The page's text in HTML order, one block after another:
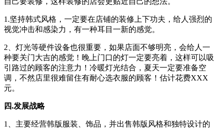
1.坚持韩式风格，一定要在店铺的装修上下功夫，给人强烈的
视觉冲击和感染力，有一种耳目一新的感觉。
2、灯光等硬件设备也很重要，如果店面不够明亮，会给人一
种要关门大吉的感觉！晚上门口的灯一定要亮着，这样可以吸
引路过的顾客的注意力！冷暖灯光结合，夏天一定要准备空
调，不然店里很难留住有耐心选衣服的顾客！估计花费XXX
元。
四.发展战略
1、主要经营韩版服装、饰品，并出售韩版风格和独特设计的